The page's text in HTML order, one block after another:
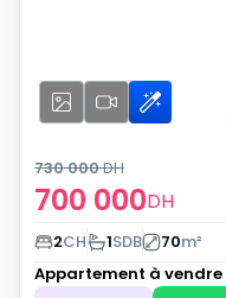
700 000DH
730 000DH
2CH 1SDB 70m²
Appartement à vendre